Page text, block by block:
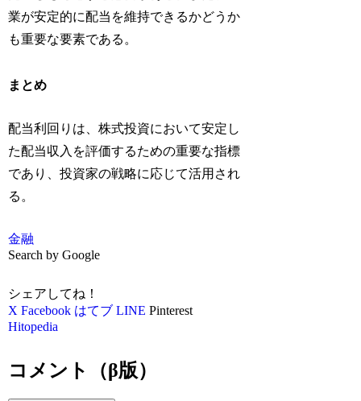
業が安定的に配当を維持できるかどうか
も重要な要素である。
まとめ
配当利回りは、株式投資において安定し
た配当収入を評価するための重要な指標
であり、投資家の戦略に応じて活用され
る。
金融
Search by Google
シェアしてね！
X Facebook はてブ LINE Pinterest
Hitopedia
コメント（β版）